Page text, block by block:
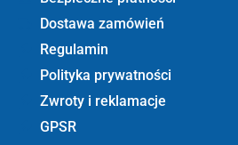
Dostawa zamówień
Regulamin
Polityka prywatności
Zwroty i reklamacje
GPSR